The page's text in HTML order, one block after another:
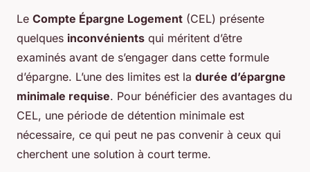
Le Compte Épargne Logement (CEL) présente
quelques inconvénients qui méritent d’être
examinés avant de s’engager dans cette formule
d’épargne. L’une des limites est la durée d’épargne
minimale requise. Pour bénéficier des avantages du
CEL, une période de détention minimale est
nécessaire, ce qui peut ne pas convenir à ceux qui
cherchent une solution à court terme.